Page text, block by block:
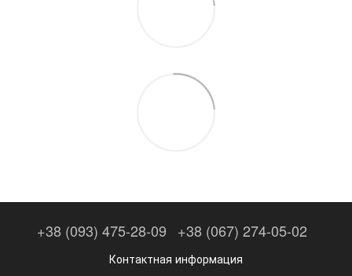
+38 (093) 475-28-09 +38 (067) 274-05-02
Контактная информация